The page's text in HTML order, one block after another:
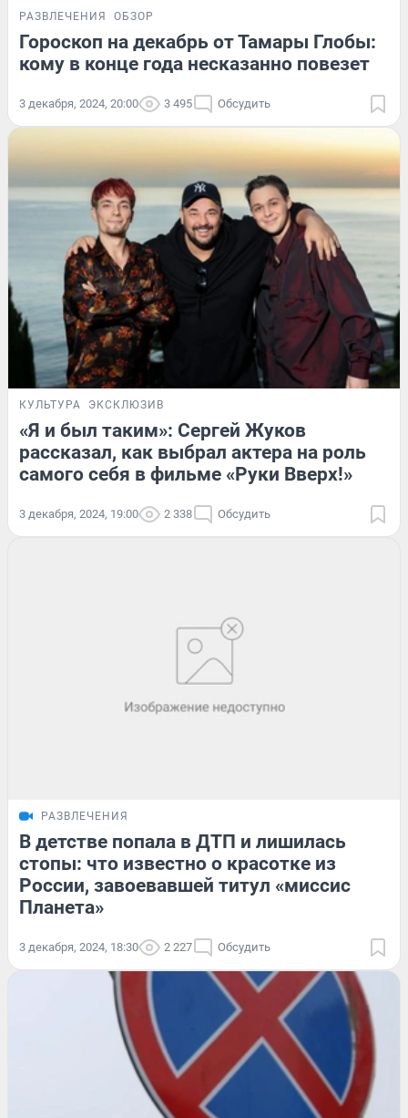
РАЗВЛЕЧЕНИЯ ОБЗОР
Гороскоп на декабрь от Тамары Глобы:
кому в конце года несказанно повезет
3 декабря, 2024, 20:00 3 495 Обсудить
КУЛЬТУРА ЭКСКЛЮЗИВ
«Я и был таким»: Сергей Жуков
рассказал, как выбрал актера на роль
самого себя в фильме «Руки Вверх!»
3 декабря, 2024, 19:00 2 338 Обсудить
РАЗВЛЕЧЕНИЯ
В детстве попала в ДТП и лишилась
стопы: что известно о красотке из
России, завоевавшей титул «миссис
Планета»
3 декабря, 2024, 18:30 2 227 Обсудить